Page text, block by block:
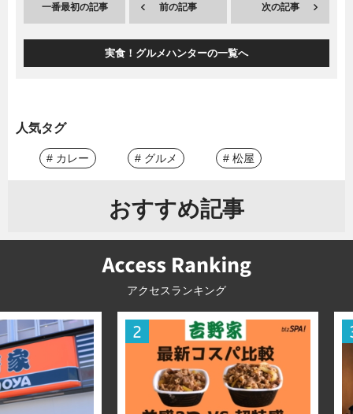
一番最初の記事 前の記事 次の記事
実食！グルメハンターの一覧へ
人気タグ
# カレー # グルメ # 松屋
おすすめ記事
アクセスランキング